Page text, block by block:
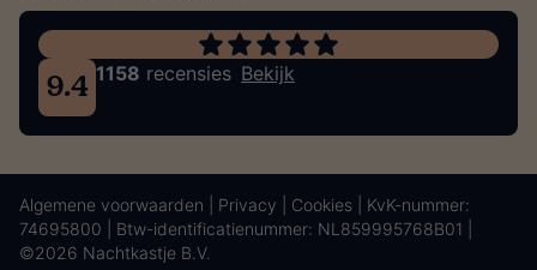
9.4 1158 recensies Bekijk
Algemene voorwaarden Privacy Cookies | KvK-nummer:
74695800 | Btw-identificatienummer: NL859995768B01 |
©2026 Nachtkastje B.V.